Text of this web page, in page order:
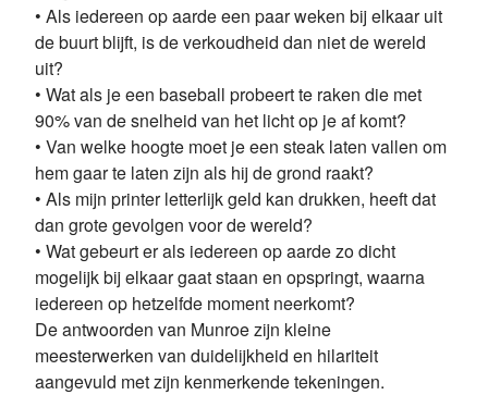
• Als iedereen op aarde een paar weken bij elkaar uit
de buurt blijft, is de verkoudheid dan niet de wereld
uit?
• Wat als je een baseball probeert te raken die met
90% van de snelheid van het licht op je af komt?
• Van welke hoogte moet je een steak laten vallen om
hem gaar te laten zijn als hij de grond raakt?
• Als mijn printer letterlijk geld kan drukken, heeft dat
dan grote gevolgen voor de wereld?
• Wat gebeurt er als iedereen op aarde zo dicht
mogelijk bij elkaar gaat staan en opspringt, waarna
iedereen op hetzelfde moment neerkomt?
De antwoorden van Munroe zijn kleine
meesterwerken van duidelijkheid en hilariteit
aangevuld met zijn kenmerkende tekeningen.